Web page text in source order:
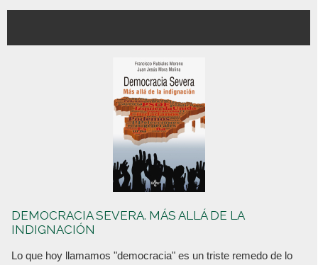
DEMOCRACIA SEVERA. MÁS ALLÁ DE LA
INDIGNACIÓN
Lo que hoy llamamos "democracia" es un triste remedo de lo